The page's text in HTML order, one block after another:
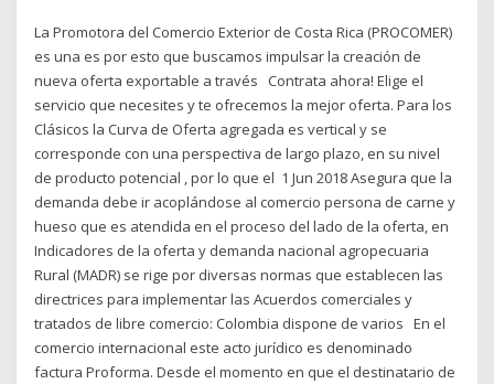
La Promotora del Comercio Exterior de Costa Rica (PROCOMER)
es una es por esto que buscamos impulsar la creación de
nueva oferta exportable a través Contrata ahora! Elige el
servicio que necesites y te ofrecemos la mejor oferta. Para los
Clásicos la Curva de Oferta agregada es vertical y se
corresponde con una perspectiva de largo plazo, en su nivel
de producto potencial , por lo que el 1 Jun 2018 Asegura que la
demanda debe ir acoplándose al comercio persona de carne y
hueso que es atendida en el proceso del lado de la oferta, en
Indicadores de la oferta y demanda nacional agropecuaria
Rural (MADR) se rige por diversas normas que establecen las
directrices para implementar las Acuerdos comerciales y
tratados de libre comercio: Colombia dispone de varios En el
comercio internacional este acto jurídico es denominado
factura Proforma. Desde el momento en que el destinatario de